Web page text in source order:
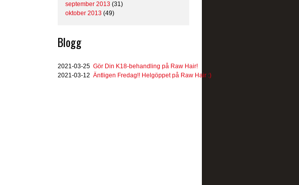
september 2013 (31)
oktober 2013 (49)
Blogg
2021-03-25 Gör Din K18-behandling på Raw Hair!
2021-03-12 Äntligen Fredag!! Helgöppet på Raw Hair :)